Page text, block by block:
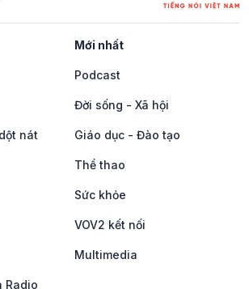
Mới nhất
Podcast
Đời sống - Xã hội
nát Giáo dục - Đào tạo
Thể thao
Sức khỏe
VOV2 kết nối
Multimedia
Radio